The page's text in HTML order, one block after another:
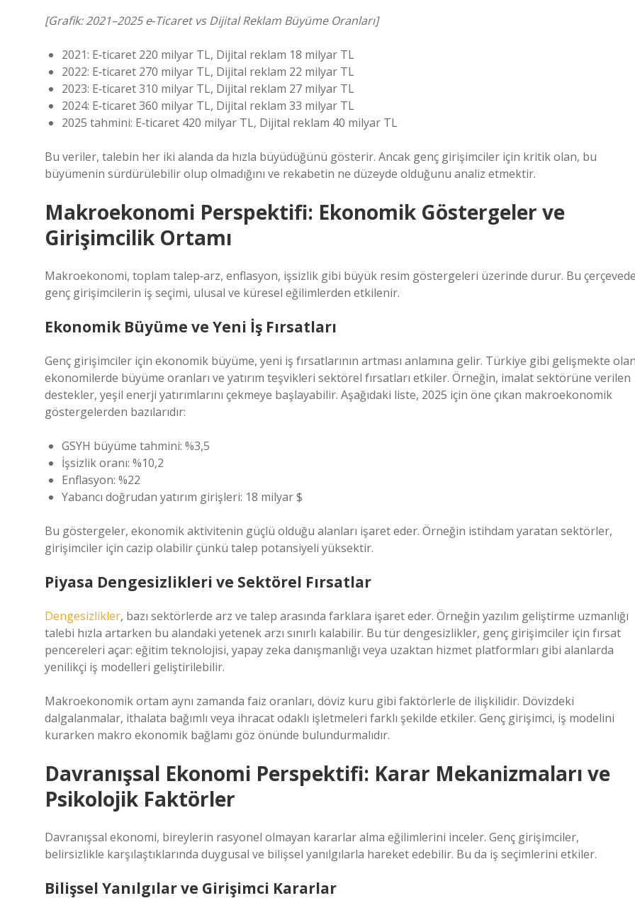
[Grafik: 2021–2025 e‑Ticaret vs Dijital Reklam Büyüme Oranları]
2021: E‑ticaret 220 milyar TL, Dijital reklam 18 milyar TL
2022: E‑ticaret 270 milyar TL, Dijital reklam 22 milyar TL
2023: E‑ticaret 310 milyar TL, Dijital reklam 27 milyar TL
2024: E‑ticaret 360 milyar TL, Dijital reklam 33 milyar TL
2025 tahmini: E‑ticaret 420 milyar TL, Dijital reklam 40 milyar TL
Bu veriler, talebin her iki alanda da hızla büyüdüğünü gösterir. Ancak genç girişimciler için kritik olan, bu
büyümenin sürdürülebilir olup olmadığını ve rekabetin ne düzeyde olduğunu analiz etmektir.
Makroekonomi Perspektifi: Ekonomik Göstergeler ve
Girişimcilik Ortamı
Makroekonomi, toplam talep‑arz, enflasyon, işsizlik gibi büyük resim göstergeleri üzerinde durur. Bu
genç girişimcilerin iş seçimi, ulusal ve küresel eğilimlerden etkilenir.
Ekonomik Büyüme ve Yeni İş Fırsatları
Genç girişimciler için ekonomik büyüme, yeni iş fırsatlarının artması anlamına gelir. Türkiye gibi gelişmekte
ekonomilerde büyüme oranları ve yatırım teşvikleri sektörel fırsatları etkiler. Örneğin, imalat sektörüne verilen
destekler, yeşil enerji yatırımlarını çekmeye başlayabilir. Aşağıdaki liste, 2025 için öne çıkan makroekonomik
göstergelerden bazılarıdır:
GSYH büyüme tahmini: %3,5
İşsizlik oranı: %10,2
Enflasyon: %22
Yabancı doğrudan yatırım girişleri: 18 milyar $
Bu göstergeler, ekonomik aktivitenin güçlü olduğu alanları işaret eder. Örneğin istihdam yaratan sektörler,
girişimciler için cazip olabilir çünkü talep potansiyeli yüksektir.
Piyasa Dengesizlikleri ve Sektörel Fırsatlar
Dengesizlikler, bazı sektörlerde arz ve talep arasında farklara işaret eder. Örneğin yazılım geliştirme uzmanlığı
talebi hızla artarken bu alandaki yetenek arzı sınırlı kalabilir. Bu tür dengesizlikler, genç girişimciler için fırsat
pencereleri açar: eğitim teknolojisi, yapay zeka danışmanlığı veya uzaktan hizmet platformları gibi alanlarda
yenilikçi iş modelleri geliştirilebilir.
Makroekonomik ortam aynı zamanda faiz oranları, döviz kuru gibi faktörlerle de ilişkilidir. Dövizdeki
dalgalanmalar, ithalata bağımlı veya ihracat odaklı işletmeleri farklı şekilde etkiler. Genç girişimci, iş modelini
kurarken makro ekonomik bağlamı göz önünde bulundurmalıdır.
Davranışsal Ekonomi Perspektifi: Karar Mekanizmaları ve
Psikolojik Faktörler
Davranışsal ekonomi, bireylerin rasyonel olmayan kararlar alma eğilimlerini inceler. Genç girişimciler,
belirsizlikle karşılaştıklarında duygusal ve bilişsel yanılgılarla hareket edebilir. Bu da iş seçimlerini etkiler.
Bilişsel Yanılgılar ve Girişimci Kararlar